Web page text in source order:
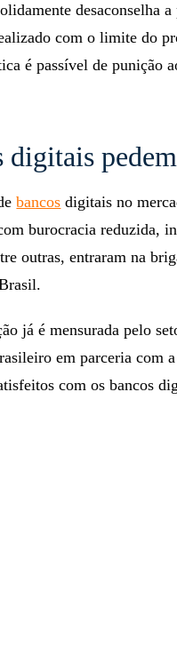
desaconselha
com o limite do
é passível de punição
digitais
bancos digitais no
burocracia reduzida,
outras, entraram na
já é mensurada pelo
em parceria com
com os bancos